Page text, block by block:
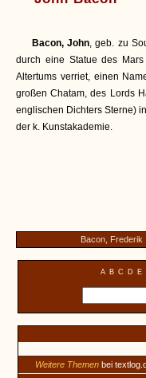
Bacon, John, geb. zu
durch eine Statue des
Altertums verriet, einen
großen Chatam, des Lords
englischen Dichters Sterne)
der k. Kunstakademie.
Bacon, Frederik
A B C D E
Weitere Themen bei